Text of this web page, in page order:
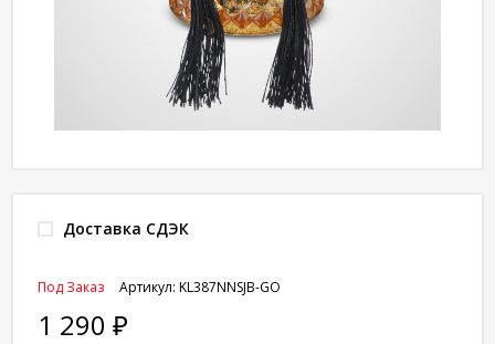
Доставка СДЭК
Артикул: KL387NNSJB-GO
Под Заказ
1 290 ₽